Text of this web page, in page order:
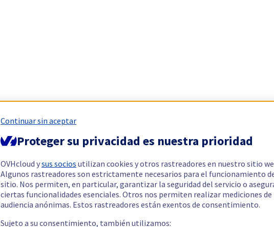
Continuar sin aceptar
Proteger su privacidad es nuestra prioridad
OVHcloud ysus socios utilizan cookies y otros rastreadores en nuestro sitio
Algunos rastreadores son estrictamente necesarios para el funcionamiento
sitio. Nos permiten, en particular, garantizar la seguridad del servicio o
ciertas funcionalidades esenciales. Otros nos permiten realizar mediciones de
audiencia anónimas. Estos rastreadores están exentos de consentimiento.
Sujeto a su consentimiento, también utilizamos: